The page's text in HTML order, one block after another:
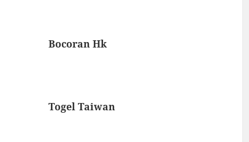
Bocoran Hk
Togel Taiwan